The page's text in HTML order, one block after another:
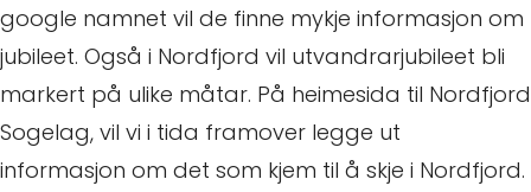
google namnet vil de finne mykje informasjon om
jubileet. Også i Nordfjord vil utvandrarjubileet bli
markert på ulike måtar. På heimesida til Nordfjord
Sogelag, vil vi i tida framover legge ut
informasjon om det som kjem til å skje i Nordfjord.